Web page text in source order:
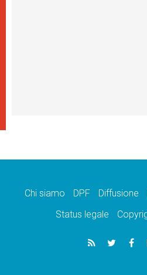
Chi siamo DPF Diffusione
Status legale